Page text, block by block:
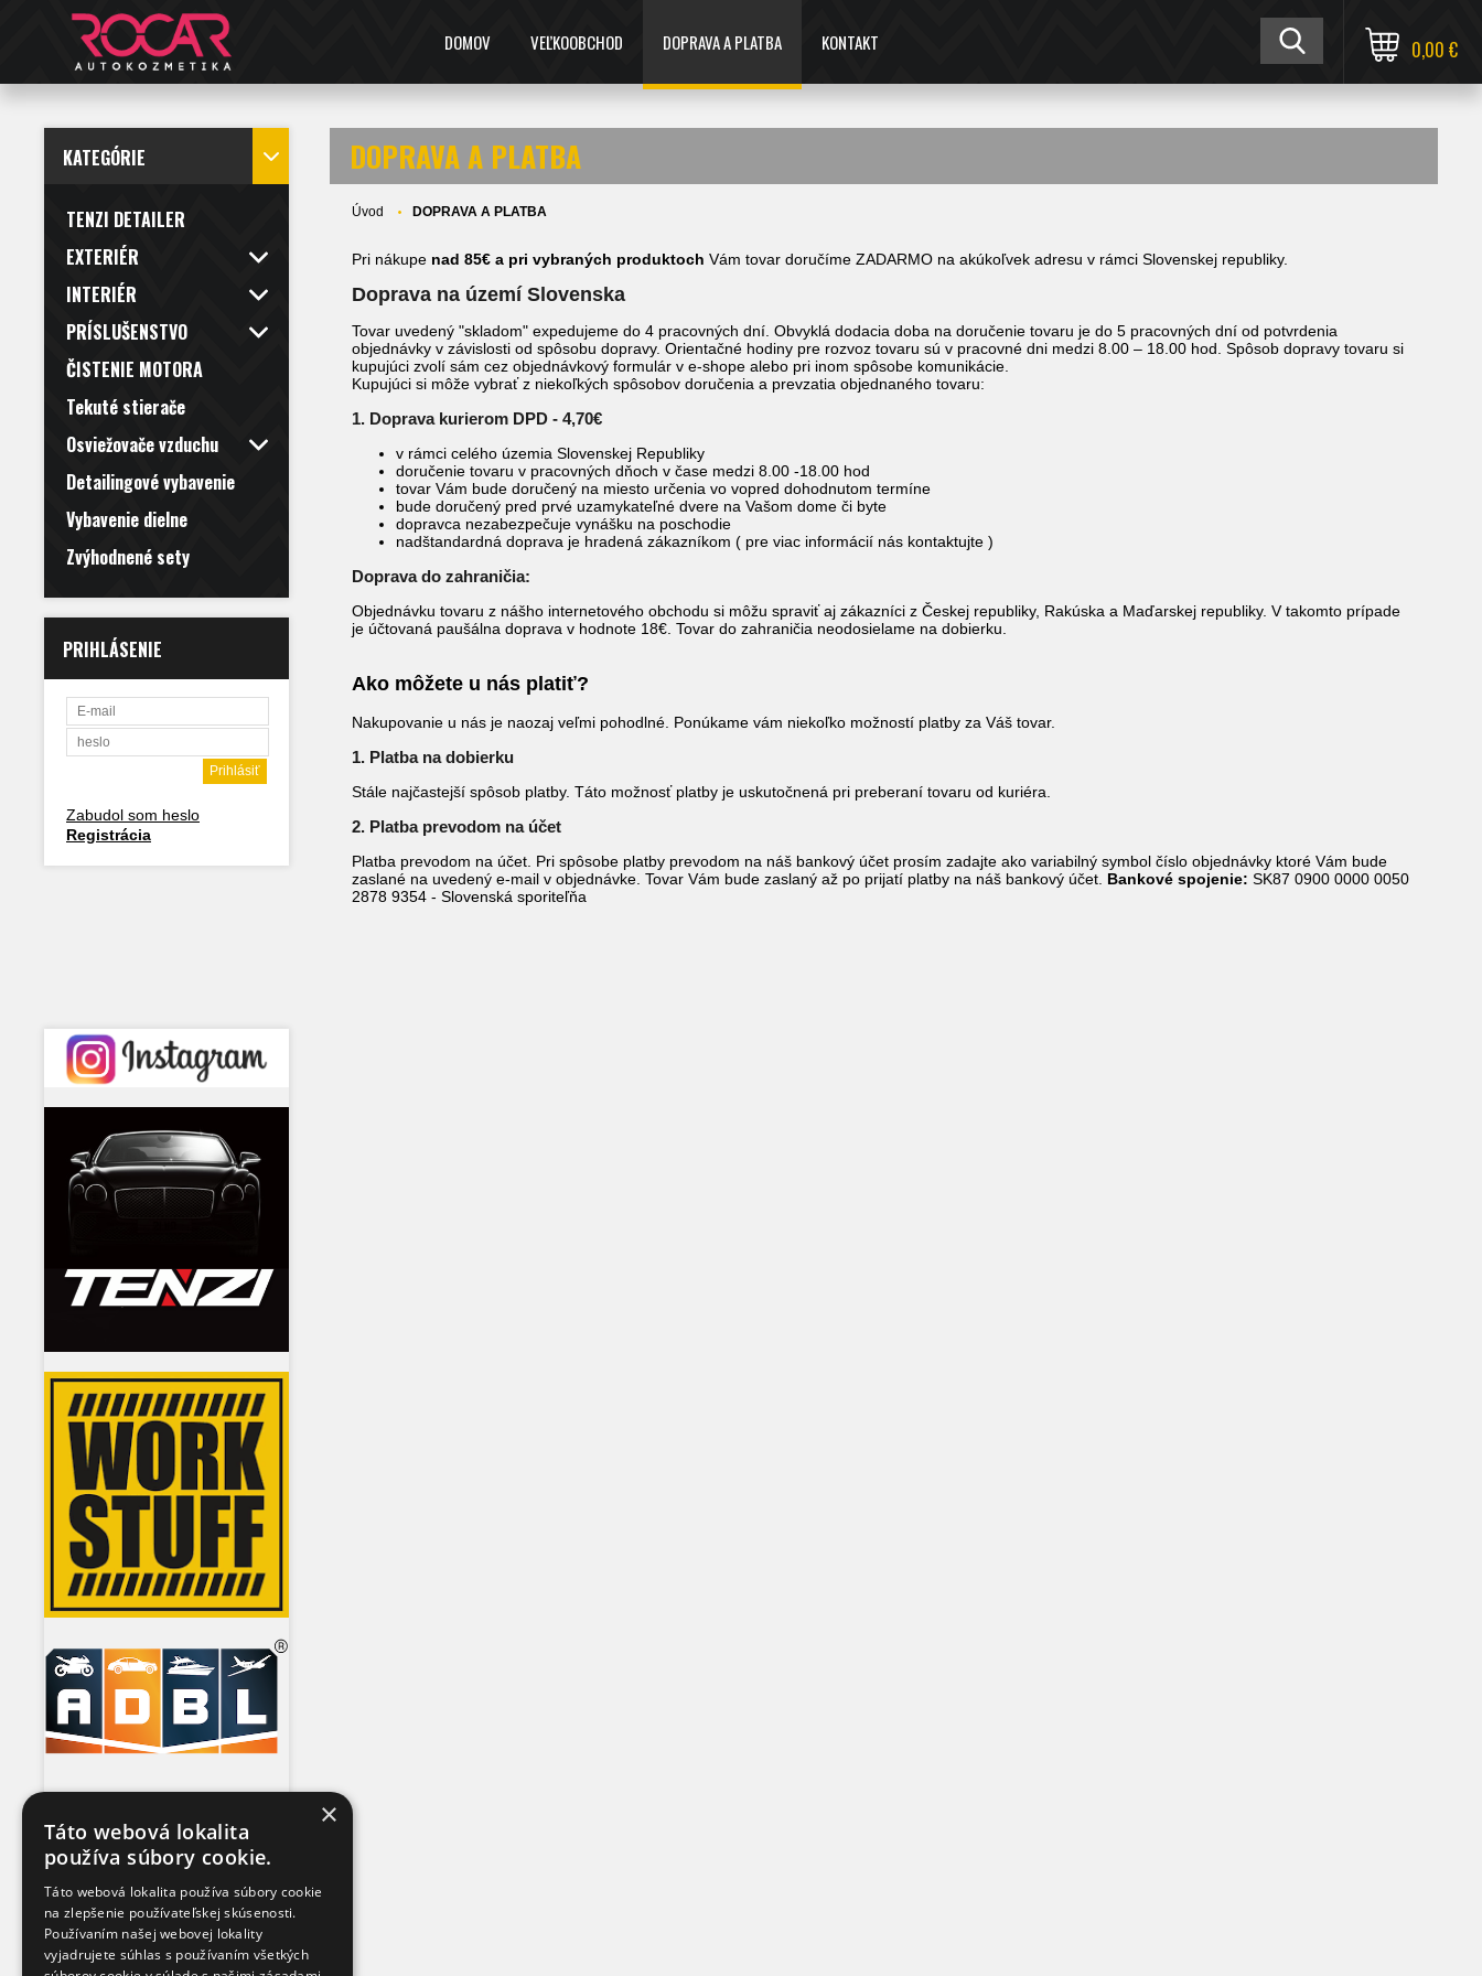
DOMOV VEĽKOOBCHOD DOPRAVA A PLATBA KONTAKT 0,00 €
KATEGÓRIE
TENZI DETAILER
EXTERIÉR
INTERIÉR
PRÍSLUŠENSTVO
ČISTENIE MOTORA
Tekuté stierače
Osviežovače vzduchu
Detailingové vybavenie
Vybavenie dielne
Zvýhodnené sety
PRIHLÁSENIE
Zabudol som heslo
Registrácia
DOPRAVA A PLATBA
Úvod DOPRAVA A PLATBA
Pri nákupe nad 85€ a pri vybraných produktoch Vám tovar doručíme ZADARMO na akúkoľvek adresu v rámci Slovenskej republiky.
Doprava na území Slovenska
Tovar uvedený "skladom" expedujeme do 4 pracovných dní. Obvyklá dodacia doba na doručenie tovaru je do 5 pracovných dní od potvrdenia
objednávky v závislosti od spôsobu dopravy. Orientačné hodiny pre rozvoz tovaru sú v pracovné dni medzi 8.00 – 18.00 hod. Spôsob dopravy tovaru si
kupujúci zvolí sám cez objednávkový formulár v e-shope alebo pri inom spôsobe komunikácie.
Kupujúci si môže vybrať z niekoľkých spôsobov doručenia a prevzatia objednaného tovaru:
1. Doprava kurierom DPD - 4,70€
v rámci celého územia Slovenskej Republiky
doručenie tovaru v pracovných dňoch v čase medzi 8.00 -18.00 hod
tovar Vám bude doručený na miesto určenia vo vopred dohodnutom termíne
bude doručený pred prvé uzamykateľné dvere na Vašom dome či byte
dopravca nezabezpečuje vynášku na poschodie
nadštandardná doprava je hradená zákazníkom ( pre viac informácií nás kontaktujte )
Doprava do zahraničia:
Objednávku tovaru z nášho internetového obchodu si môžu spraviť aj zákazníci z Českej republiky, Rakúska a Maďarskej republiky. V takomto prípade
je účtovaná paušálna doprava v hodnote 18€. Tovar do zahraničia neodosielame na dobierku.
Ako môžete u nás platiť?
Nakupovanie u nás je naozaj veľmi pohodlné. Ponúkame vám niekoľko možností platby za Váš tovar.
1. Platba na dobierku
Stále najčastejší spôsob platby. Táto možnosť platby je uskutočnená pri preberaní tovaru od kuriéra.
2. Platba prevodom na účet
Platba prevodom na účet. Pri spôsobe platby prevodom na náš bankový účet prosím zadajte ako variabilný symbol číslo objednávky ktoré Vám bude
zaslané na uvedený e-mail v objednávke. Tovar Vám bude zaslaný až po prijatí platby na náš bankový účet. Bankové spojenie: SK87 0900 0000 0050
2878 9354 - Slovenská sporiteľňa
×
Táto webová lokalita
používa súbory cookie.
Táto webová lokalita používa súbory cookie
na zlepšenie používateľskej skúsenosti.
Používaním našej webovej lokality
vyjadrujete súhlas s používaním všetkých